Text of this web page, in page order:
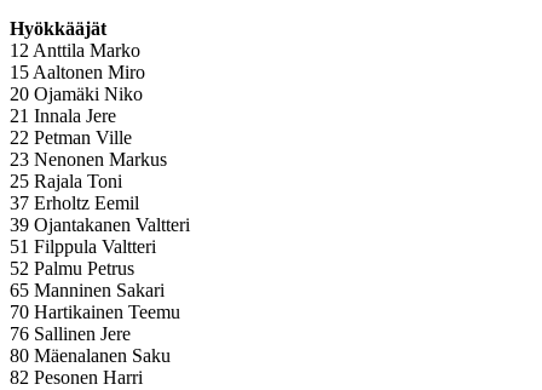
Hyökkääjät
12 Anttila Marko
15 Aaltonen Miro
20 Ojamäki Niko
21 Innala Jere
22 Petman Ville
23 Nenonen Markus
25 Rajala Toni
37 Erholtz Eemil
39 Ojantakanen Valtteri
51 Filppula Valtteri
52 Palmu Petrus
65 Manninen Sakari
70 Hartikainen Teemu
76 Sallinen Jere
80 Mäenalanen Saku
82 Pesonen Harri